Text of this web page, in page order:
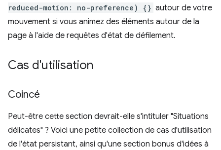
reduced-motion: no-preference) {} autour de votre
mouvement si vous animez des éléments autour de la
page à l'aide de requêtes d'état de défilement.
Cas d'utilisation
Coincé
Peut-être cette section devrait-elle s'intituler "Situations
délicates" ? Voici une petite collection de cas d'utilisation
de l'état persistant, ainsi qu'une section bonus d'idées à